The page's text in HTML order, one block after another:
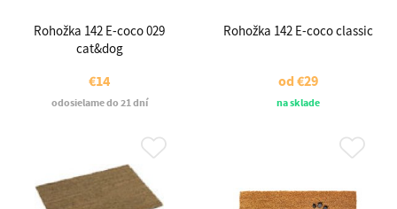
Rohožka 142 E-coco 029
cat&dog
€14
odosielame do 21 dní
Rohožka 142 E-coco classic
od€29
na sklade